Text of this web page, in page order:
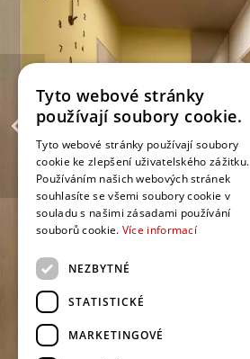
Tyto webové stránky
používají soubory cookie.
Tyto webové stránky používají soubory
cookie ke zlepšení uživatelského zážitku.
Používáním našich webových stránek
souhlasíte se všemi soubory cookie v
souladu s našimi zásadami používání
souborů cookie. Více informací
NEZBYTNÉ
STATISTICKÉ
MARKETINGOVÉ